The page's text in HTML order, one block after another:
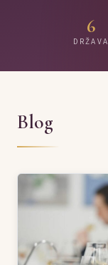
6
DRŽAVA
Blog